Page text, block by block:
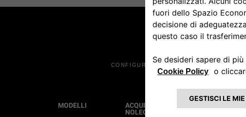
CONFIGURA E ORDINA
MODELLI
ACQUISTO E
NOLEGGIO